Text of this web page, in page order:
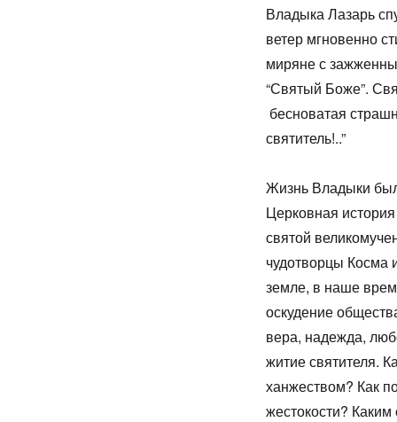
Владыка Лазарь
ветер мгновенно
миряне с
“Святый Боже”.
бесноватая
святитель!..”
Жизнь Владыки
Церковная
святой
чудотворцы Косма
земле, в наше
оскудение
вера, надежда,
житие святителя.
ханжеством? Как
жестокости?